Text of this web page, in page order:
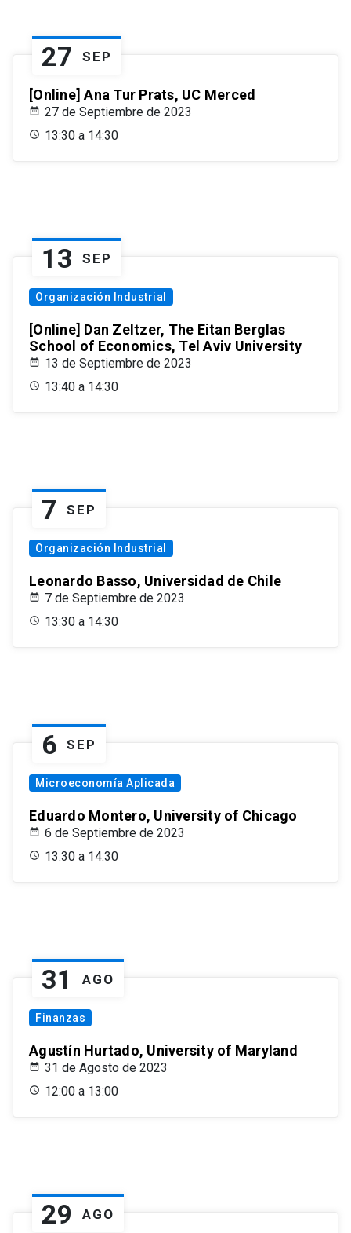
27 SEP
[Online] Ana Tur Prats, UC Merced
27 de Septiembre de 2023
13:30 a 14:30
13 SEP
Organización Industrial
[Online] Dan Zeltzer, The Eitan Berglas
School of Economics, Tel Aviv University
13 de Septiembre de 2023
13:40 a 14:30
7 SEP
Organización Industrial
Leonardo Basso, Universidad de Chile
7 de Septiembre de 2023
13:30 a 14:30
6 SEP
Microeconomía Aplicada
Eduardo Montero, University of Chicago
6 de Septiembre de 2023
13:30 a 14:30
31 AGO
Finanzas
Agustín Hurtado, University of Maryland
31 de Agosto de 2023
12:00 a 13:00
29 AGO